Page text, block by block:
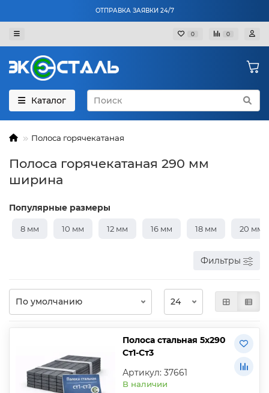
ОТПРАВКА ЗАЯВКИ 24/7
0 0
Каталог
Полоса горячекатаная
Полоса горячекатаная 290 мм
ширина
Популярные размеры
8 мм 10 мм 12 мм 16 мм 18 мм 20 мм
Фильтры
Полоса стальная 5х290
Ст1-Ст3
Артикул: 37661
В наличии